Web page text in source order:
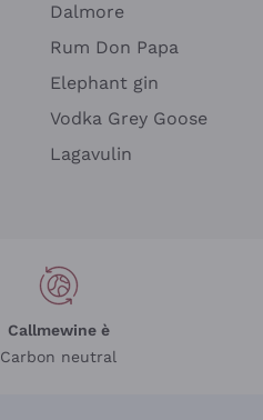
Dalmore
Rum Don Papa
Elephant gin
Vodka Grey Goose
Lagavulin
Callmewine è
Carbon neutral